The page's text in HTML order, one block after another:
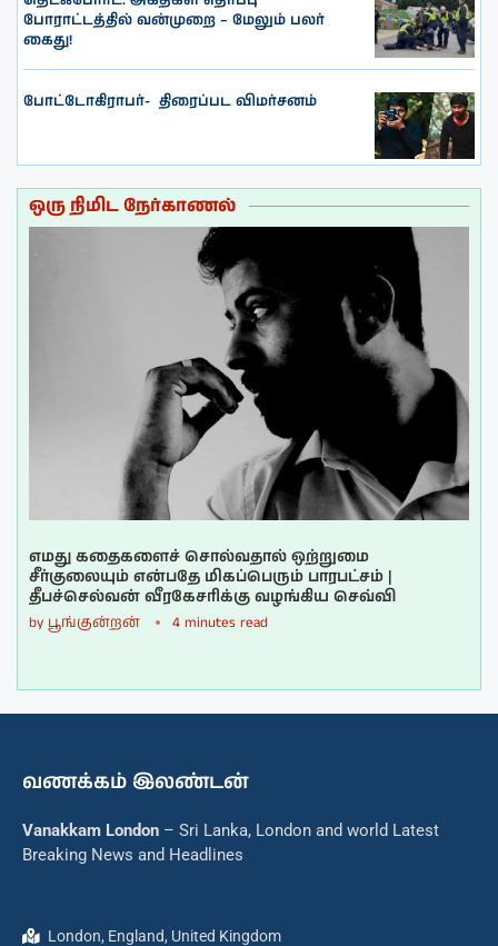
போராட்டத்தில் வன்முறை – மேலும் பலர்
கைது!
போட்டோகிராபர்- ‌ திரைப்பட விமர்சனம்
ஒரு நிமிட நேர்காணல்
எமது கதைகளைச் சொல்வதால் ஒற்றுமை
சீர்குலையும் என்பதே மிகப்பெரும் பாரபட்சம் |
தீபச்செல்வன் வீரகேசரிக்கு வழங்கிய செவ்வி
by பூங்குன்றன் 4 minutes read
வணக்கம் இலண்டன்
Vanakkam London – Sri Lanka, London and world Latest
Breaking News and Headlines
London, England, United Kingdom